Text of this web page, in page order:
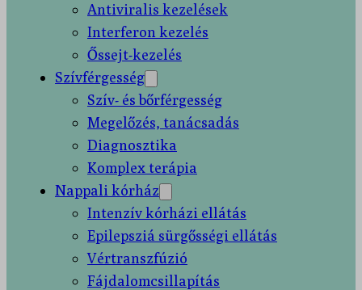
Antiviralis kezelések
Interferon kezelés
Őssejt-kezelés
Szívférgesség
Szív- és bőrférgesség
Megelőzés, tanácsadás
Diagnosztika
Komplex terápia
Nappali kórház
Intenzív kórházi ellátás
Epilepsziá sürgősségi ellátás
Vértranszfúzió
Fájdalomcsillapítás